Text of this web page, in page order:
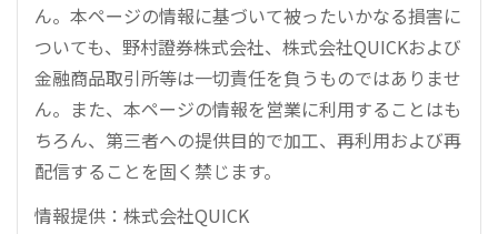
ん。本ページの情報に基づいて被ったいかなる損害に
ついても、野村證券株式会社、株式会社QUICKおよび
金融商品取引所等は一切責任を負うものではありませ
ん。また、本ページの情報を営業に利用することはも
ちろん、第三者への提供目的で加工、再利用および再
配信することを固く禁じます。
情報提供：株式会社QUICK